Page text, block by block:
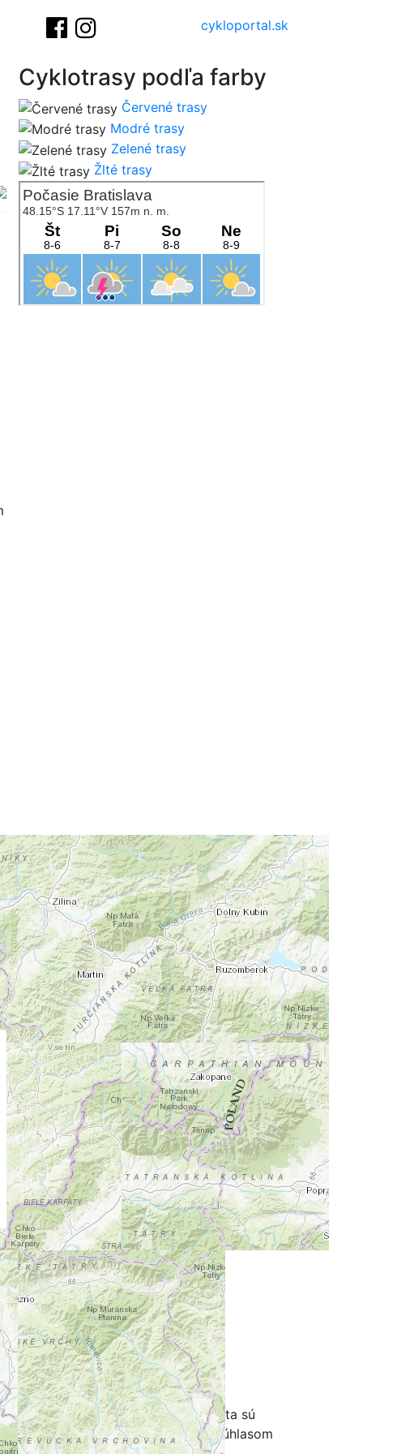
cykloportal.sk
Cyklotrasy podľa farby
Červené trasy
Modré trasy
Zelené trasy
Žlté trasy
a návštevníkov Slovenska. Dáta sú
šírenie je možné iba s písomným súhlasom